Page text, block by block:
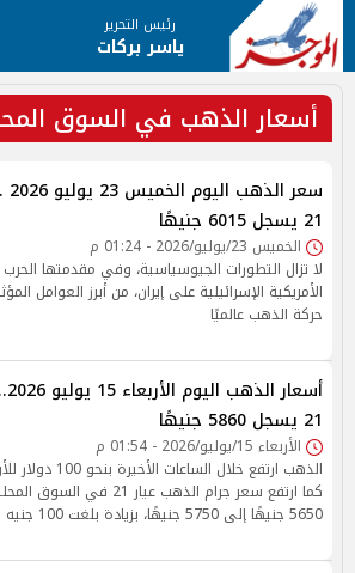
رئيس التحرير
ياسر بركات
أسعار الذهب في السوق
21 يسجل 6015 جنيهًا
الخميس 23/يوليو/2026 - 01:24 م
لا تزال التطورات الجيوسياسية، وفي مقدمتها الحرب
الأمريكية الإسرائيلية على إيران، من أبرز العوامل
حركة الذهب عالميًا
21 يسجل 5860 جنيهًا
الأربعاء 15/يوليو/2026 - 01:54 م
الذهب ارتفع خلال الساعات
كما ارتفع سعر جرام الذهب عيار 21 في
5650 جنيهًا إلى 5750 جنيهًا، بزيادة بلغت 100 جنيه للجرام.